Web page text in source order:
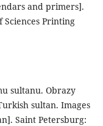
and primers].
Printing
sultanu. Obrazy
sultan. Images
Saint Petersburg: